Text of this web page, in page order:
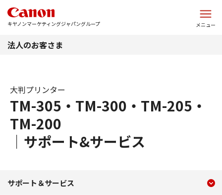
キヤノンマーケティングジャパングループ メニュー
法人のお客さま
TM-305・TM-300・TM-205・
TM-200
｜サポート&サービス
大判プリンター
TM-305・TM-300・TM-
サポート＆サービス